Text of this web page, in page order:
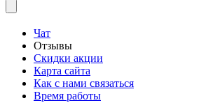
Чат
Отзывы
Скидки акции
Карта сайта
Как с нами связаться
Время работы